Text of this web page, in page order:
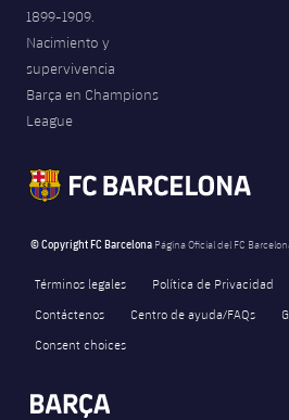
1899-1909.
Nacimiento y
supervivencia
Barça en Champions
League
© Copyright FC Barcelona Página Oficial del FC
Términos legales Política de Privacidad
Contáctenos
Centro de ayuda/FAQs
Consent choices